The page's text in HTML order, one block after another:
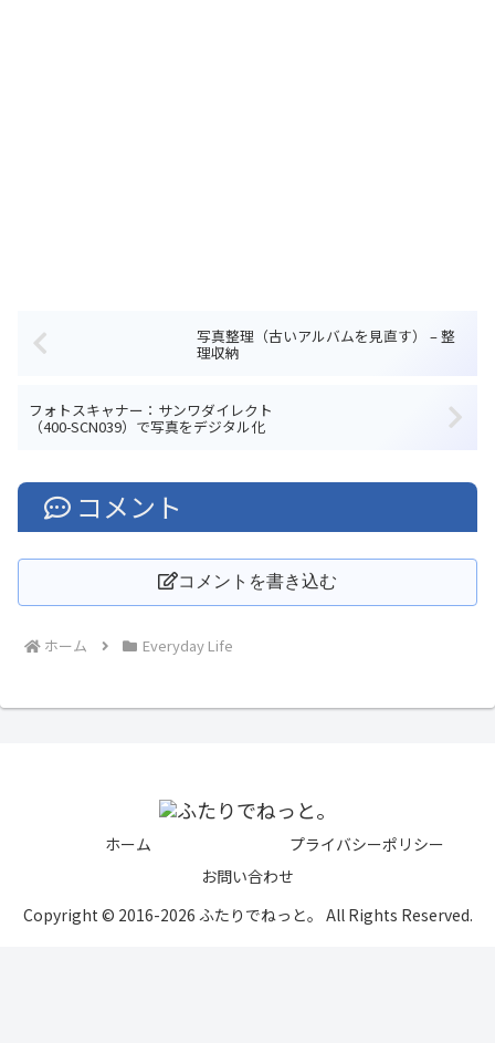
写真整理（古いアルバムを見直す） – 整
理収納
フォトスキャナー：サンワダイレクト
（400-SCN039）で写真をデジタル化
コメント
コメントを書き込む
ホーム Everyday Life
ホーム
プライバシーポリシー
お問い合わせ
Copyright © 2016-2026 ふたりでねっと。 All Rights Reserved.